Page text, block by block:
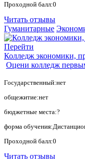
Проходной балл:0
Читать отзывы
Гуманитарные
Перейти
Колледж экономики,
Оцени колледж
Государственный:нет
общежитие:нет
бюджетные места:?
форма
Проходной балл:0
Читать отзывы